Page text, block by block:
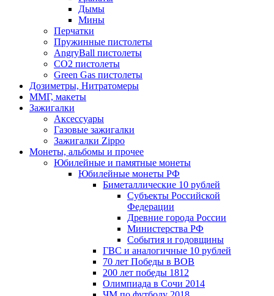
Дымы
Мины
Перчатки
Пружинные пистолеты
AngryBall пистолеты
CO2 пистолеты
Green Gas пистолеты
Дозиметры, Нитратомеры
ММГ, макеты
Зажигалки
Аксессуары
Газовые зажигалки
Зажигалки Zippo
Монеты, альбомы и прочее
Юбилейные и памятные монеты
Юбилейные монеты РФ
Биметаллические 10 рублей
Субъекты Российской
Федерации
Древние города России
Министерства РФ
События и годовщины
ГВС и аналогичные 10 рублей
70 лет Победы в ВОВ
200 лет победы 1812
Олимпиада в Сочи 2014